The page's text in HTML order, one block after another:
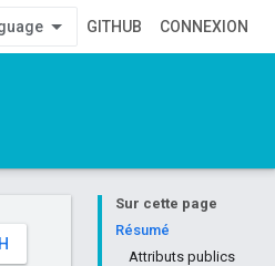
GITHUB CONNEXION
Sur cette page
Résumé
Attributs publics